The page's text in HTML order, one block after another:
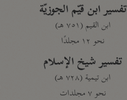
تفسير ابن قيّم الجوزيّة
ابن القيم (٧٥١ هـ)
نحو ١٢ مجلدًا
تفسير شيخ الإسلام
ابن تيمية (٧٢٨ هـ)
نحو ٧ مجلدات